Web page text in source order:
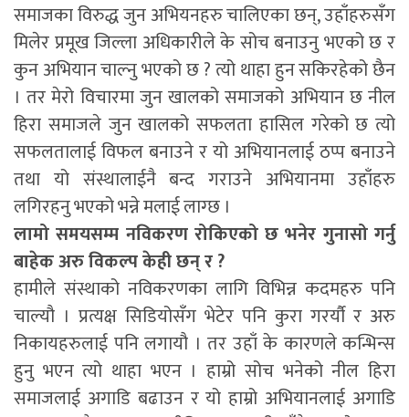
समाजका विरुद्ध जुन अभियनहरु चालिएका छन्, उहाँहरुसँग
मिलेर प्रमूख जिल्ला अधिकारीले के सोच बनाउनु भएको छ र
कुन अभियान चाल्नु भएको छ ? त्यो थाहा हुन सकिरहेको छैन
। तर मेरो विचारमा जुन खालको समाजको अभियान छ नील
हिरा समाजले जुन खालको सफलता हासिल गरेको छ त्यो
सफलतालाई विफल बनाउने र यो अभियानलाई ठप्प बनाउने
तथा यो संस्थालाईनै बन्द गराउने अभियानमा उहाँहरु
लगिरहनु भएको भन्ने मलाई लाग्छ ।
लामो समयसम्म नविकरण रोकिएको छ भनेर गुनासो गर्नु
बाहेक अरु विकल्प केही छन् र ?
हामीले संस्थाको नविकरणका लागि विभिन्न कदमहरु पनि
चाल्यौ । प्रत्यक्ष सिडियोसँग भेटेर पनि कुरा गरर्यौ र अरु
निकायहरुलाई पनि लगायौ । तर उहाँ के कारणले कन्भिन्स
हुनु भएन त्यो थाहा भएन । हाम्रो सोच भनेको नील हिरा
समाजलाई अगाडि बढाउन र यो हाम्रो अभियानलाई अगाडि